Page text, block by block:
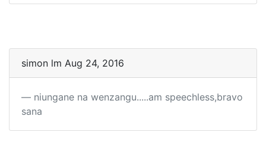
simon lm Aug 24, 2016
niungane na wenzangu.....am speechless,bravo
sana